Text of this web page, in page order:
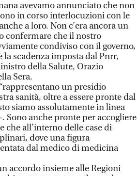
avevamo annunciato che non
in corso interlocuzioni con le
a loro. Non c’era ancora un
confermare che il nostro
condiviso con il governo,
la scadenza imposta dal Pnrr,
della Salute, Orazio
Sera.
un presidio
sanità, oltre a essere pronte dal
siamo assolutamente in linea
Sono anche pronte per accogliere
che all’interno delle case di
dove una figura
dal medico di medicina
accordo insieme alle Regioni